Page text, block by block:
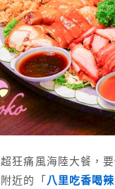
狂痛風海陸大餐，
近的「 八里吃香喝